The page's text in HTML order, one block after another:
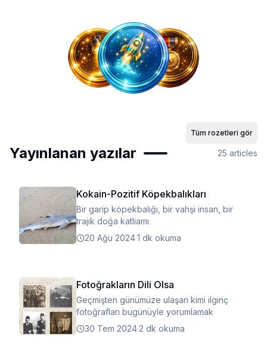
Tüm rozetleri gör
Yayınlanan yazılar 25 articles
Kokain-Pozitif Köpekbalıkları
Bir garip köpekbalığı, bir vahşi insan, bir
trajik doğa katliamı
20 Ağu 2024·1 dk okuma
Fotoğrakların Dili Olsa
Geçmişten günümüze ulaşan kimi ilginç
fotoğrafları bugünüyle yorumlamak
30 Tem 2024·2 dk okuma